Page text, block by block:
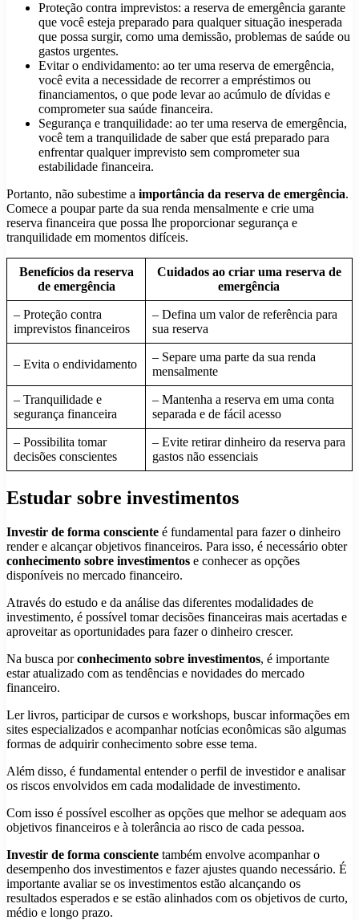
Proteção contra imprevistos: a reserva de emergência garante
que você esteja preparado para qualquer situação inesperada
que possa surgir, como uma demissão, problemas de saúde ou
gastos urgentes.
Evitar o endividamento: ao ter uma reserva de emergência,
você evita a necessidade de recorrer a empréstimos ou
financiamentos, o que pode levar ao acúmulo de dívidas e
comprometer sua saúde financeira.
Segurança e tranquilidade: ao ter uma reserva de emergência,
você tem a tranquilidade de saber que está preparado para
enfrentar qualquer imprevisto sem comprometer sua
estabilidade financeira.
Portanto, não subestime a importância da reserva de emergência.
Comece a poupar parte da sua renda mensalmente e crie uma
reserva financeira que possa lhe proporcionar segurança e
tranquilidade em momentos difíceis.
Benefícios da reserva
de emergência
Cuidados ao criar uma reserva de
emergência
– Proteção contra
imprevistos financeiros
– Defina um valor de referência para
sua reserva
– Evita o endividamento
– Separe uma parte da sua renda
mensalmente
– Tranquilidade e
segurança financeira
– Mantenha a reserva em uma conta
separada e de fácil acesso
– Possibilita tomar
decisões conscientes
– Evite retirar dinheiro da reserva para
gastos não essenciais
Estudar sobre investimentos
Investir de forma consciente é fundamental para fazer o dinheiro
render e alcançar objetivos financeiros. Para isso, é necessário obter
conhecimento sobre investimentos e conhecer as opções
disponíveis no mercado financeiro.
Através do estudo e da análise das diferentes modalidades de
investimento, é possível tomar decisões financeiras mais acertadas e
aproveitar as oportunidades para fazer o dinheiro crescer.
Na busca porconhecimento sobre investimentos, é importante
estar atualizado com as tendências e novidades do mercado
financeiro.
Ler livros, participar de cursos e workshops, buscar informações em
sites especializados e acompanhar notícias econômicas são algumas
formas de adquirir conhecimento sobre esse tema.
Além disso, é fundamental entender o perfil de investidor e analisar
os riscos envolvidos em cada modalidade de investimento.
Com isso é possível escolher as opções que melhor se adequam aos
objetivos financeiros e à tolerância ao risco de cada pessoa.
Investir de forma consciente também envolve acompanhar o
desempenho dos investimentos e fazer ajustes quando necessário. É
importante avaliar se os investimentos estão alcançando os
resultados esperados e se estão alinhados com os objetivos de curto,
médio e longo prazo.